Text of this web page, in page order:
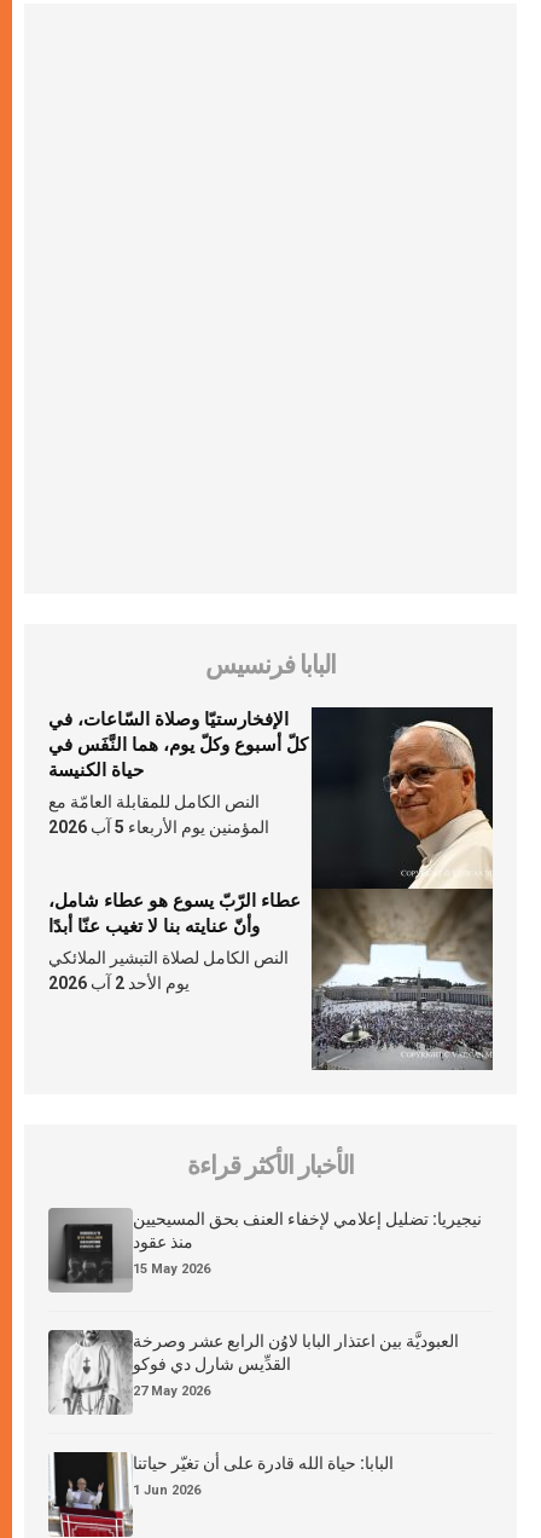
البابا فرنسيس
الإفخارستيّا وصلاة السّاعات، في
كلّ أسبوع وكلّ يوم، هما النَّفَس في
حياة الكنيسة
النص الكامل للمقابلة العامّة مع
المؤمنين يوم الأربعاء 5 آب 2026
عطاء الرّبّ يسوع هو عطاء شامل،
وأنّ عنايته بنا لا تغيب عنّا أبدًا
النص الكامل لصلاة التبشير الملائكي
يوم الأحد 2 آب 2026
الأخبار الأكثر قراءة
نيجيريا: تضليل إعلامي لإخفاء العنف بحق المسيحيين
منذ عقود
15 May 2026
العبوديَّة بين اعتذار البابا لاوُن الرابع عشر وصرخة
القدِّيس شارل دي فوكو
27 May 2026
البابا: حياة الله قادرة على أن تغيّر حياتنا
1 Jun 2026